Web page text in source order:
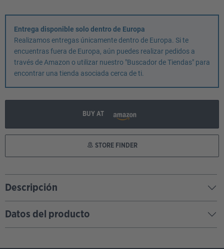
Entrega disponible solo dentro de Europa
Realizamos entregas únicamente dentro de Europa. Si te
encuentras fuera de Europa, aún puedes realizar pedidos a
través de Amazon o utilizar nuestro "Buscador de Tiendas" para
encontrar una tienda asociada cerca de ti.
BUY AT
STORE FINDER
Descripción
Datos del producto